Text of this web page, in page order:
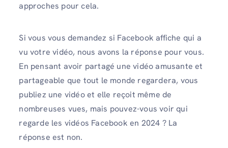
approches pour cela.
Si vous vous demandez si Facebook affiche qui a
vu votre vidéo, nous avons la réponse pour vous.
En pensant avoir partagé une vidéo amusante et
partageable que tout le monde regardera, vous
publiez une vidéo et elle reçoit même de
nombreuses vues, mais pouvez-vous voir qui
regarde les vidéos Facebook en 2024 ? La
réponse est non.